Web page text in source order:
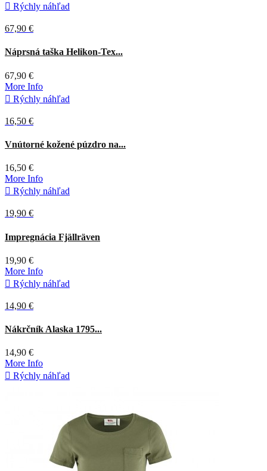
 Rýchly náhľad
67,90 €
Adaptive
green
Čierna
Coyote
Náprsná taška Helikon-Tex...
67,90 €
More Info
 Rýchly náhľad
16,50 €
Vnútorné kožené púzdro na...
16,50 €
More Info
 Rýchly náhľad
19,90 €
Biela
Impregnácia Fjällräven
19,90 €
More Info
 Rýchly náhľad
14,90 €
BlindTech
Invisible
Nákrčník Alaska 1795...
14,90 €
More Info
 Rýchly náhľad